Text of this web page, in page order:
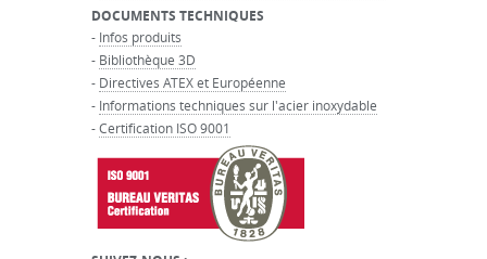
DOCUMENTS TECHNIQUES
- Infos produits
- Bibliothèque 3D
- Directives ATEX et Européenne
- Informations techniques sur l'acier inoxydable
-Certification ISO 9001